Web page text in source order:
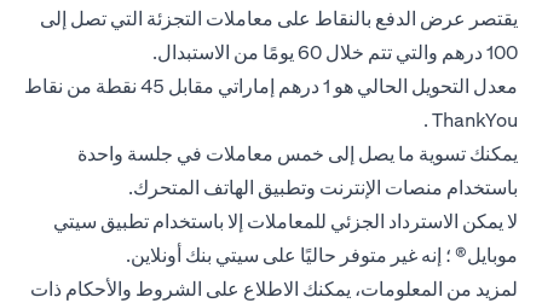
يقتصر عرض الدفع بالنقاط على معاملات التجزئة التي تصل إلى
100 درهم والتي تتم خلال 60 يومًا من الاستبدال.
معدل التحويل الحالي هو 1 درهم إماراتي مقابل 45 نقطة من نقاط
ThankYou .
يمكنك تسوية ما يصل إلى خمس معاملات في جلسة واحدة
باستخدام منصات الإنترنت وتطبيق الهاتف المتحرك.
لا يمكن الاسترداد الجزئي للمعاملات إلا باستخدام تطبيق سيتي
موبايل® ؛ إنه غير متوفر حاليًا على سيتي بنك أونلاين.
لمزيد من المعلومات، يمكنك الاطلاع على الشروط والأحكام (opens in a new tab)ذات